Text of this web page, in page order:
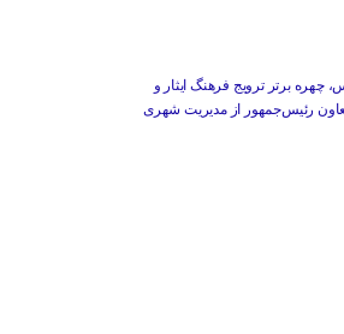
چهره برتر ترویج فرهنگ ایثار و
رئیس‌جمهور از مدیریت شهری